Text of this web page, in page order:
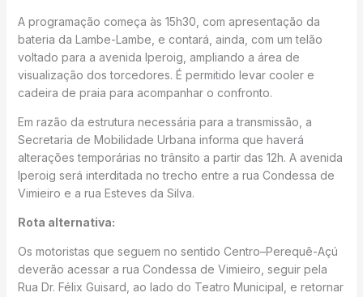
A programação começa às 15h30, com apresentação da
bateria da Lambe-Lambe, e contará, ainda, com um telão
voltado para a avenida Iperoig, ampliando a área de
visualização dos torcedores. É permitido levar cooler e
cadeira de praia para acompanhar o confronto.
Em razão da estrutura necessária para a transmissão, a
Secretaria de Mobilidade Urbana informa que haverá
alterações temporárias no trânsito a partir das 12h. A avenida
Iperoig será interditada no trecho entre a rua Condessa de
Vimieiro e a rua Esteves da Silva.
Rota alternativa:
Os motoristas que seguem no sentido Centro–Perequê-Açú
deverão acessar a rua Condessa de Vimieiro, seguir pela
Rua Dr. Félix Guisard, ao lado do Teatro Municipal, e retornar